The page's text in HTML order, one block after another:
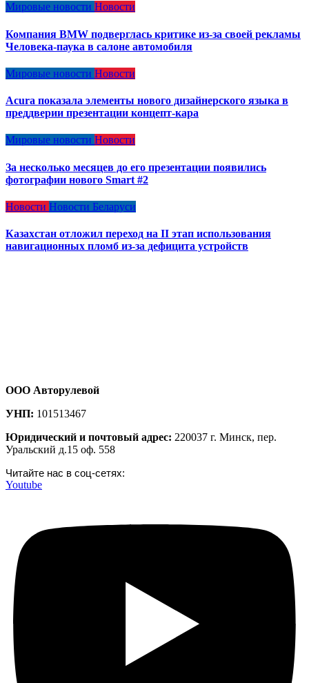
Мировые новости Новости
Компания BMW подверглась критике из-за своей рекламы
Человека-паука в салоне автомобиля
Мировые новости Новости
Acura показала элементы нового дизайнерского языка в
преддверии презентации концепт-кара
Мировые новости Новости
За несколько месяцев до его презентации появились
фотографии нового Smart #2
Новости Новости Беларуси
Казахстан отложил переход на II этап использования
навигационных пломб из-за дефицита устройств
ООО Авторулевой
УНП: 101513467
Юридический и почтовый адрес: 220037 г. Минск, пер.
Уральский д.15 оф. 558
Читайте нас в соц-сетях:
Youtube